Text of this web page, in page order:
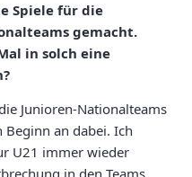
Spiele für die
gemacht.
in solch eine
Junioren-Nationalteams
an dabei. Ich
U21 immer wieder